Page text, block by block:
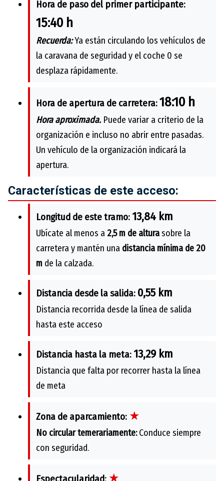
Hora de paso del primer participante:
15:40 h
Recuerda:Ya están circulando los vehículos de
la caravana de seguridad y el coche 0 se
desplaza rápidamente.
Hora de apertura de carretera:18:10 h
Hora aproximada. Puede variar a criterio de la
organización e incluso no abrir entre pasadas.
Un vehículo de la organización indicará la
apertura.
Características de este acceso:
Longitud de este tramo: 13,84 km
Ubícate al menos a2,5 m de alturasobre la
carretera y mantén una distancia mínima de 20
m de la calzada.
Distancia desde la salida: 0,55 km
Distancia recorrida desde la línea de salida
hasta este acceso
Distancia hasta la meta: 13,29 km
Distancia que falta por recorrer hasta la línea
de meta
Zona de aparcamiento: ★
No circular temerariamente:Conduce siempre
con seguridad.
Espectacularidad: ★